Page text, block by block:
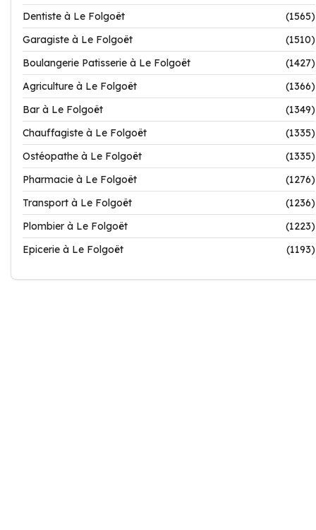
Dentiste à Le Folgoët
(1565)
Garagiste à Le Folgoët
(1510)
Boulangerie Patisserie à Le Folgoët
(1427)
Agriculture à Le Folgoët
(1366)
Bar à Le Folgoët
(1349)
Chauffagiste à Le Folgoët
(1335)
Ostéopathe à Le Folgoët
(1335)
Pharmacie à Le Folgoët
(1276)
Transport à Le Folgoët
(1236)
Plombier à Le Folgoët
(1223)
Epicerie à Le Folgoët
(1193)